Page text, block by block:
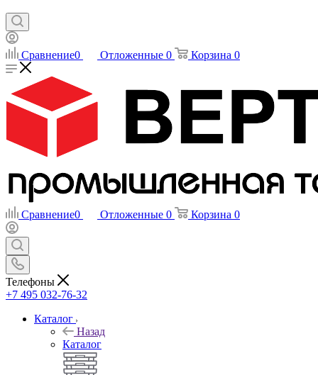
Сравнение0 Отложенные 0 Корзина 0
Сравнение0 Отложенные 0 Корзина 0
Телефоны
+7 495 032-76-32
Каталог
Назад
Каталог